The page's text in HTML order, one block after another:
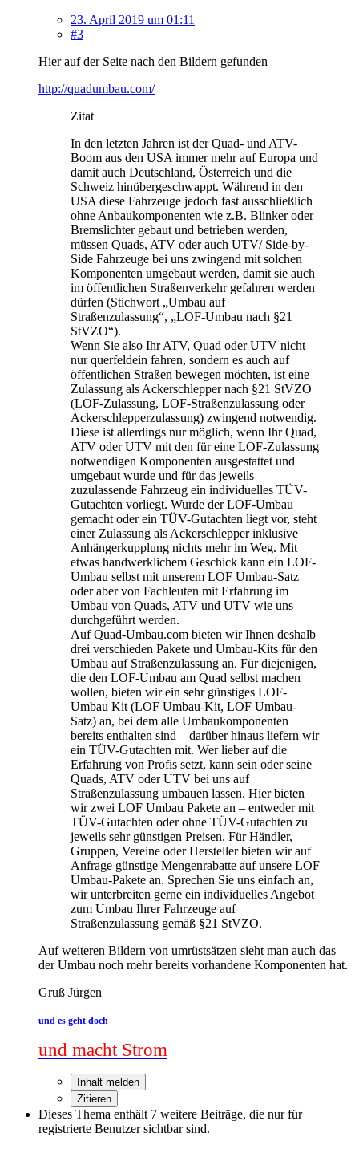
23. April 2019 um 01:11
#3
Hier auf der Seite nach den Bildern gefunden
http://quadumbau.com/
Zitat
In den letzten Jahren ist der Quad- und ATV-
Boom aus den USA immer mehr auf Europa und
damit auch Deutschland, Österreich und die
Schweiz hinübergeschwappt. Während in den
USA diese Fahrzeuge jedoch fast ausschließlich
ohne Anbaukomponenten wie z.B. Blinker oder
Bremslichter gebaut und betrieben werden,
müssen Quads, ATV oder auch UTV/ Side-by-
Side Fahrzeuge bei uns zwingend mit solchen
Komponenten umgebaut werden, damit sie auch
im öffentlichen Straßenverkehr gefahren werden
dürfen (Stichwort „Umbau auf
Straßenzulassung“, „LOF-Umbau nach §21
StVZO“).
Wenn Sie also Ihr ATV, Quad oder UTV nicht
nur querfeldein fahren, sondern es auch auf
öffentlichen Straßen bewegen möchten, ist eine
Zulassung als Ackerschlepper nach §21 StVZO
(LOF-Zulassung, LOF-Straßenzulassung oder
Ackerschlepperzulassung) zwingend notwendig.
Diese ist allerdings nur möglich, wenn Ihr Quad,
ATV oder UTV mit den für eine LOF-Zulassung
notwendigen Komponenten ausgestattet und
umgebaut wurde und für das jeweils
zuzulassende Fahrzeug ein individuelles TÜV-
Gutachten vorliegt. Wurde der LOF-Umbau
gemacht oder ein TÜV-Gutachten liegt vor, steht
einer Zulassung als Ackerschlepper inklusive
Anhängerkupplung nichts mehr im Weg. Mit
etwas handwerklichem Geschick kann ein LOF-
Umbau selbst mit unserem LOF Umbau-Satz
oder aber von Fachleuten mit Erfahrung im
Umbau von Quads, ATV und UTV wie uns
durchgeführt werden.
Auf Quad-Umbau.com bieten wir Ihnen deshalb
drei verschieden Pakete und Umbau-Kits für den
Umbau auf Straßenzulassung an. Für diejenigen,
die den LOF-Umbau am Quad selbst machen
wollen, bieten wir ein sehr günstiges LOF-
Umbau Kit (LOF Umbau-Kit, LOF Umbau-
Satz) an, bei dem alle Umbaukomponenten
bereits enthalten sind – darüber hinaus liefern wir
ein TÜV-Gutachten mit. Wer lieber auf die
Erfahrung von Profis setzt, kann sein oder seine
Quads, ATV oder UTV bei uns auf
Straßenzulassung umbauen lassen. Hier bieten
wir zwei LOF Umbau Pakete an – entweder mit
TÜV-Gutachten oder ohne TÜV-Gutachten zu
jeweils sehr günstigen Preisen. Für Händler,
Gruppen, Vereine oder Hersteller bieten wir auf
Anfrage günstige Mengenrabatte auf unsere LOF
Umbau-Pakete an. Sprechen Sie uns einfach an,
wir unterbreiten gerne ein individuelles Angebot
zum Umbau Ihrer Fahrzeuge auf
Straßenzulassung gemäß §21 StVZO.
Auf weiteren Bildern von umrüstsätzen sieht man auch das
der Umbau noch mehr bereits vorhandene Komponenten hat.
Gruß Jürgen
und es geht doch
und macht Strom
Inhalt melden
Zitieren
Dieses Thema enthält 7 weitere Beiträge, die nur für
registrierte Benutzer sichtbar sind.